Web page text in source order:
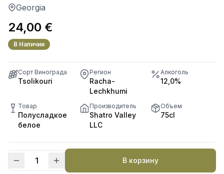
Georgia
24,00 €
В Наличии
Сорт Винограда
Tsolikouri
Регион
Racha-
Lechkhumi
Алкоголь
12,0%
Товар
Полусладкое
белое
Производитель
Shatro Valley
LLC
Объем
75cl
Количество
В корзину